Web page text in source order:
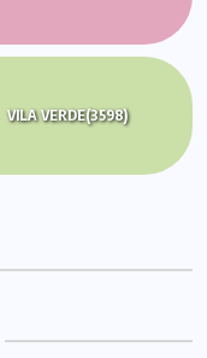
VILA VERDE(3598)